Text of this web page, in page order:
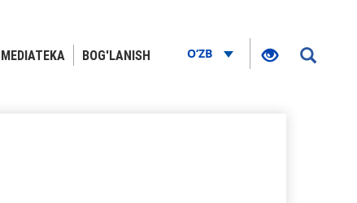
MEDIATEKA BOG'LANISH O‘ZB